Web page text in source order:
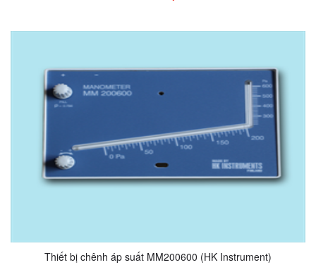
Thiết bị chênh áp suất MM200600 (HK Instrument)